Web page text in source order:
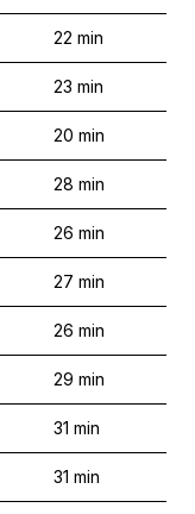
22 min
23 min
20 min
28 min
26 min
27 min
26 min
29 min
31 min
31 min